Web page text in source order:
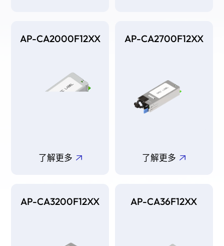
AP-CA2000F12XX
了解更多
AP-CA2700F12XX
了解更多
AP-CA3200F12XX AP-CA36F12XX